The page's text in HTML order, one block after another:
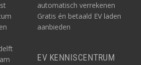
automatisch verrekenen
Gratis én betaald EV laden
aanbieden
EV KENNISCENTRUM